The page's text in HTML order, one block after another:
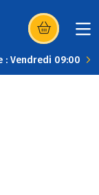
(s’ouvre dans
: Vendredi 09:00